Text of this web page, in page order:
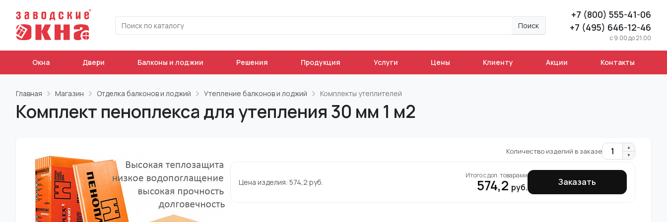
Поиск
+7 (800) 555-41-06
+7 (495) 646-12-46
c 9.00 до 21.00
Окна Двери Балконы и лоджии Решения Продукция Услуги Цены Клиенту Акции Контакты
Главная Магазин Отделка балконов и лоджий Утепление балконов и лоджий Комплекты утеплителей
Комплект пеноплекса для утепления 30 мм 1 м2
Количество изделий в заказе 1
▲
▼
Цена изделия: 574,2 руб.
Итого с доп. товарами
574,2 руб. Заказать